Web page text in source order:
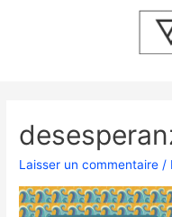
Laisser un commentaire /